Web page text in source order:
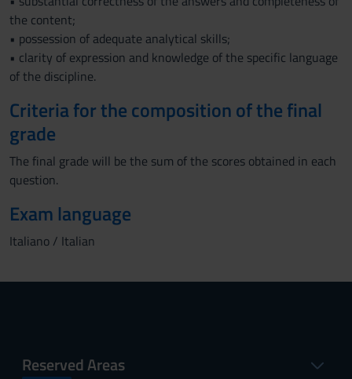
the content;
• possession of adequate analytical skills;
• clarity of expression and knowledge of the specific language
of the discipline.
Criteria for the composition of the final
grade
The final grade will be the sum of the scores obtained in each
question.
Exam language
Italiano / Italian
Reserved Areas